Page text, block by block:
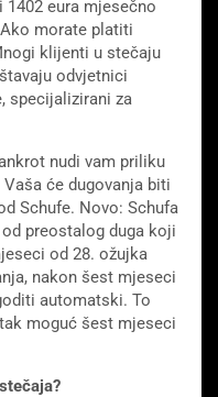
eura mjesečno
morate platiti
klijenti u stečaju
odvjetnici
specijalizirani za
nudi vam priliku
će dugovanja biti
Schufe. Novo: Schufa
preostalog duga koji
od 28. ožujka
nakon šest mjeseci
automatski. To
moguć šest mjeseci